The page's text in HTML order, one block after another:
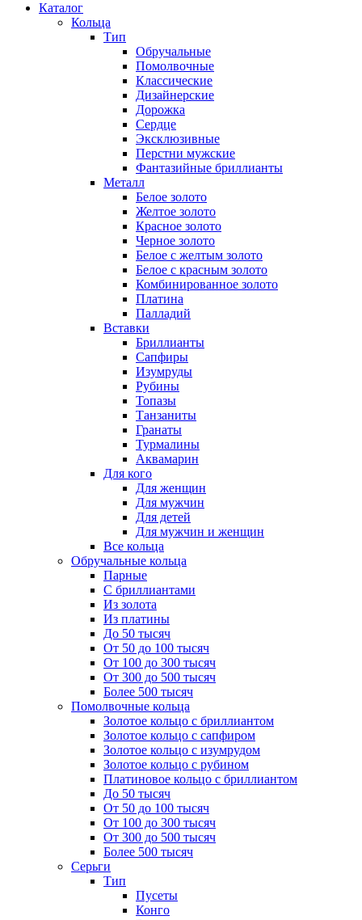
Каталог
Кольца
Тип
Обручальные
Помолвочные
Классические
Дизайнерские
Дорожка
Сердце
Эксклюзивные
Перстни мужские
Фантазийные бриллианты
Металл
Белое золото
Желтое золото
Красное золото
Черное золото
Белое с желтым золото
Белое с красным золото
Комбинированное золото
Платина
Палладий
Вставки
Бриллианты
Сапфиры
Изумруды
Рубины
Топазы
Танзаниты
Гранаты
Турмалины
Аквамарин
Для кого
Для женщин
Для мужчин
Для детей
Для мужчин и женщин
Все кольца
Обручальные кольца
Парные
С бриллиантами
Из золота
Из платины
До 50 тысяч
От 50 до 100 тысяч
От 100 до 300 тысяч
От 300 до 500 тысяч
Более 500 тысяч
Помолвочные кольца
Золотое кольцо с бриллиантом
Золотое кольцо с сапфиром
Золотое кольцо с изумрудом
Золотое кольцо с рубином
Платиновое кольцо с бриллиантом
До 50 тысяч
От 50 до 100 тысяч
От 100 до 300 тысяч
От 300 до 500 тысяч
Более 500 тысяч
Серьги
Тип
Пусеты
Конго